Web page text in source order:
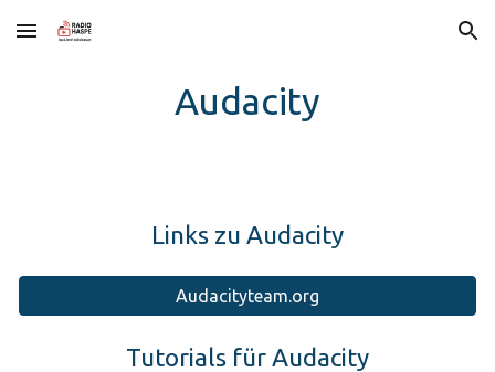
Skip to main content Skip to navigation
Audacity
Links zu Audacity
Audacityteam.org
Tutorials für Audacity